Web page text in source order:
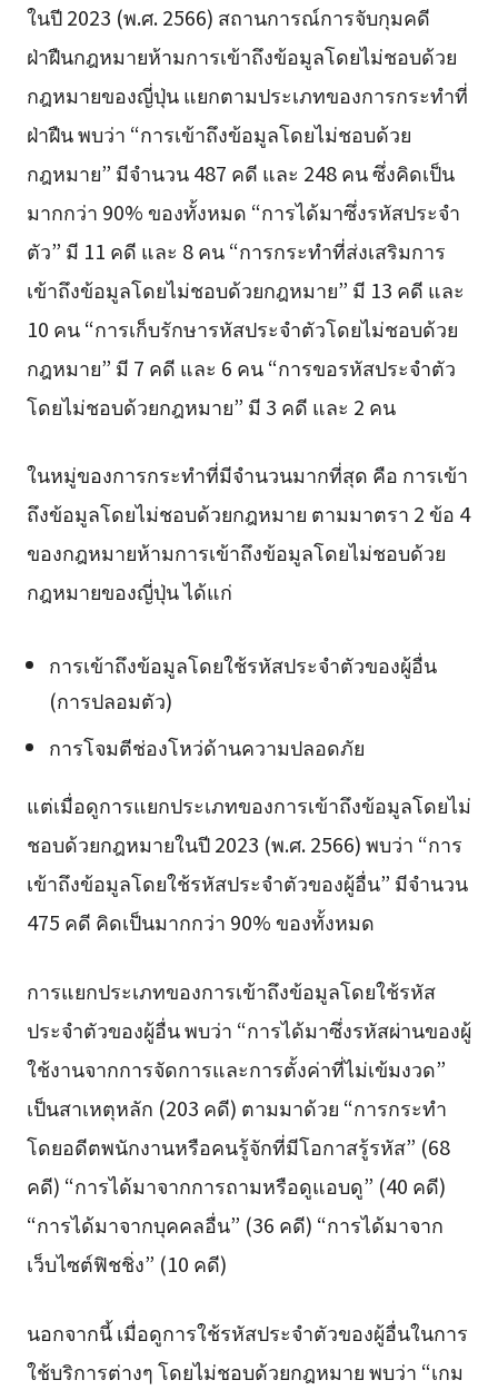
ในปี 2023 (พ.ศ. 2566) สถานการณ์การจับกุมคดี
ฝ่าฝืนกฎหมายห้ามการเข้าถึงข้อมูลโดยไม่ชอบด้วย
กฎหมายของญี่ปุ่น แยกตามประเภทของการกระทำที่
ฝ่าฝืน พบว่า “การเข้าถึงข้อมูลโดยไม่ชอบด้วย
กฎหมาย” มีจำนวน 487 คดี และ 248 คน ซึ่งคิดเป็น
มากกว่า 90% ของทั้งหมด “การได้มาซึ่งรหัสประจำ
ตัว” มี 11 คดี และ 8 คน “การกระทำที่ส่งเสริมการ
เข้าถึงข้อมูลโดยไม่ชอบด้วยกฎหมาย” มี 13 คดี และ
10 คน “การเก็บรักษารหัสประจำตัวโดยไม่ชอบด้วย
กฎหมาย” มี 7 คดี และ 6 คน “การขอรหัสประจำตัว
โดยไม่ชอบด้วยกฎหมาย” มี 3 คดี และ 2 คน
ในหมู่ของการกระทำที่มีจำนวนมากที่สุด คือ การเข้า
ถึงข้อมูลโดยไม่ชอบด้วยกฎหมาย ตามมาตรา 2 ข้อ 4
ของกฎหมายห้ามการเข้าถึงข้อมูลโดยไม่ชอบด้วย
กฎหมายของญี่ปุ่น ได้แก่
การเข้าถึงข้อมูลโดยใช้รหัสประจำตัวของผู้อื่น
(การปลอมตัว)
การโจมตีช่องโหว่ด้านความปลอดภัย
แต่เมื่อดูการแยกประเภทของการเข้าถึงข้อมูลโดยไม่
ชอบด้วยกฎหมายในปี 2023 (พ.ศ. 2566) พบว่า “การ
เข้าถึงข้อมูลโดยใช้รหัสประจำตัวของผู้อื่น” มีจำนวน
475 คดี คิดเป็นมากกว่า 90% ของทั้งหมด
การแยกประเภทของการเข้าถึงข้อมูลโดยใช้รหัส
ประจำตัวของผู้อื่น พบว่า “การได้มาซึ่งรหัสผ่านของผู้
ใช้งานจากการจัดการและการตั้งค่าที่ไม่เข้มงวด”
เป็นสาเหตุหลัก (203 คดี) ตามมาด้วย “การกระทำ
โดยอดีตพนักงานหรือคนรู้จักที่มีโอกาสรู้รหัส” (68
คดี) “การได้มาจากการถามหรือดูแอบดู” (40 คดี)
“การได้มาจากบุคคลอื่น” (36 คดี) “การได้มาจาก
เว็บไซต์ฟิชชิ่ง” (10 คดี)
นอกจากนี้ เมื่อดูการใช้รหัสประจำตัวของผู้อื่นในการ
ใช้บริการต่างๆ โดยไม่ชอบด้วยกฎหมาย พบว่า “เกม